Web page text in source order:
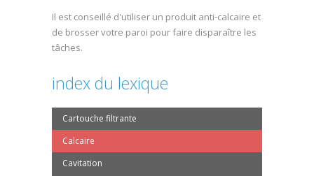
Il est conseillé d'utiliser un produit anti-calcaire et
de brosser votre paroi pour faire disparaître les
tâches.
index du lexique
Cartouche filtrante
Calcaire
Cavitation